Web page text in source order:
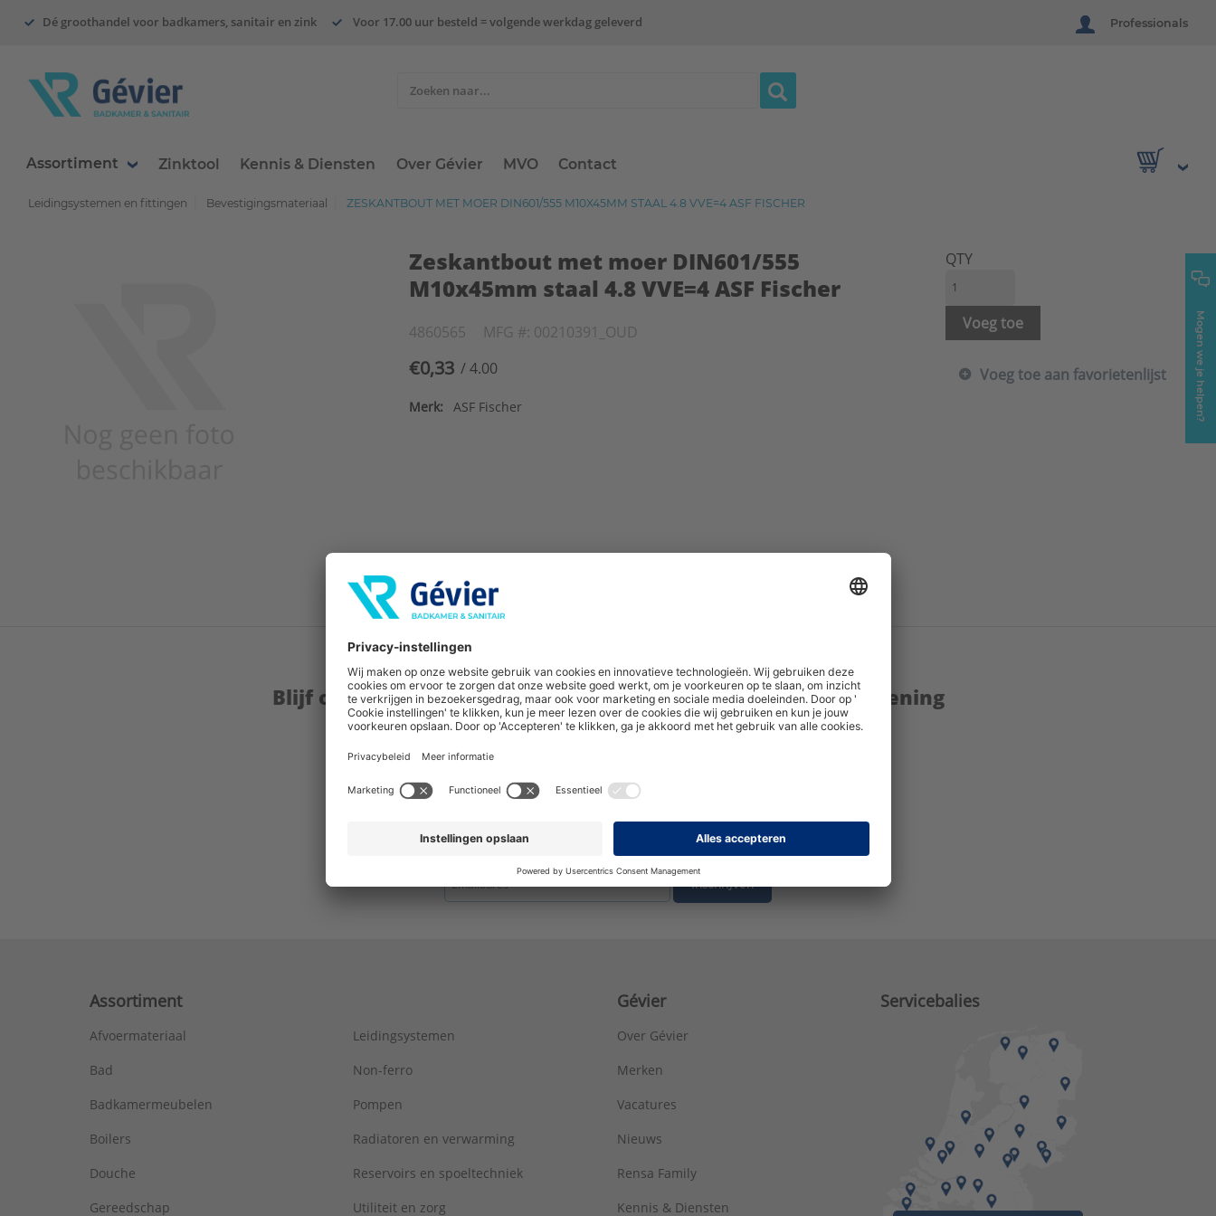
Dé groothandel voor badkamers, sanitair en zink Voor 17.00 uur besteld = volgende werkdag geleverd Professionals
Assortiment Zinktool Kennis & Diensten Over Gévier MVO Contact
Mogen we je helpen?
Leidingsystemen en fittingen Bevestigingsmateriaal ZESKANTBOUT MET MOER DIN601/555 M10X45MM STAAL 4.8 VVE=4 ASF FISCHER
Zeskantbout met moer DIN601/555
M10x45mm staal 4.8 VVE=4 ASF Fischer
4860565 MFG #: 00210391_OUD
€0,33 / 4.00
Merk: ASF Fischer
QTY
Voeg toe
Voeg toe aan favorietenlijst
Blijf op de hoogte van nieuwe producten en onze dienstverlening
Ons laatste nieuws ontvangen omtrent productnieuws, acties en andere interessante zaken?
Inschrijven
Assortiment
Afvoermateriaal
Bad
Badkamermeubelen
Boilers
Douche
Gereedschap
Leidingsystemen
Non-ferro
Pompen
Radiatoren en verwarming
Reservoirs en spoeltechniek
Utiliteit en zorg
Gévier
Over Gévier
Merken
Vacatures
Nieuws
Rensa Family
Kennis & Diensten
Servicebalies